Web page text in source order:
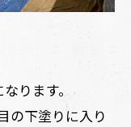
ります。
の下塗りに入り